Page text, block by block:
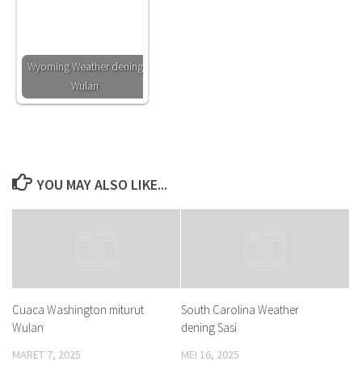
Wyoming Weather dening
Wulan
YOU MAY ALSO LIKE...
Cuaca Washington miturut
Wulan
MARET 7, 2025
South Carolina Weather
dening Sasi
MEI 16, 2025